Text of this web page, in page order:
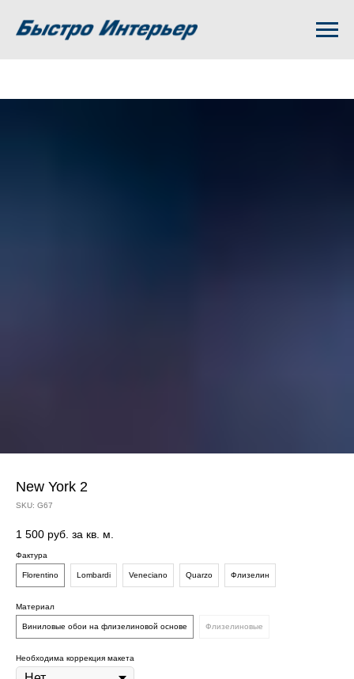
New York 2
SKU: G67
1 500 руб. за кв. м.
Фактура
Florentino Lombardi Veneciano Quarzo Флизелин
Материал
Виниловые обои на флизелиновой основе Флизелиновые
Необходима коррекция макета